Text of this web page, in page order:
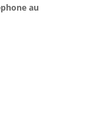
au